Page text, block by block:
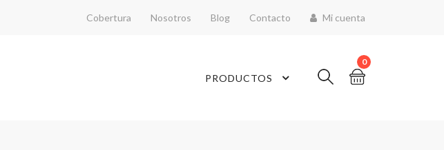
Cobertura Nosotros Blog Contacto Mi cuenta
PRODUCTOS
0